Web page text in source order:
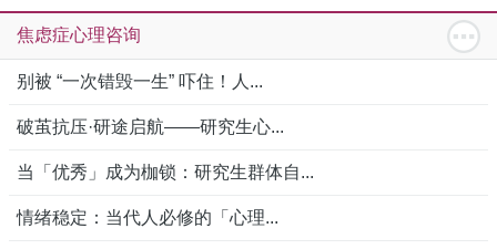
焦虑症心理咨询
别被 “一次错毁一生” 吓住！人...
破茧抗压·研途启航——研究生心...
当「优秀」成为枷锁：研究生群体自...
情绪稳定：当代人必修的「心理...